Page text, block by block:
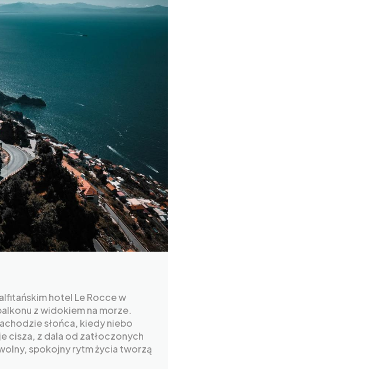
hotel Le Rocce w
z widokiem na morze.
słońca, kiedy niebo
cisza, z dala od zatłoczonych
spokojny rytm życia tworzą